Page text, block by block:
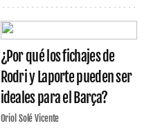
¿Por qué los fichajes de
Rodri y Laporte pueden ser
ideales para el Barça?
Oriol Solé Vicente